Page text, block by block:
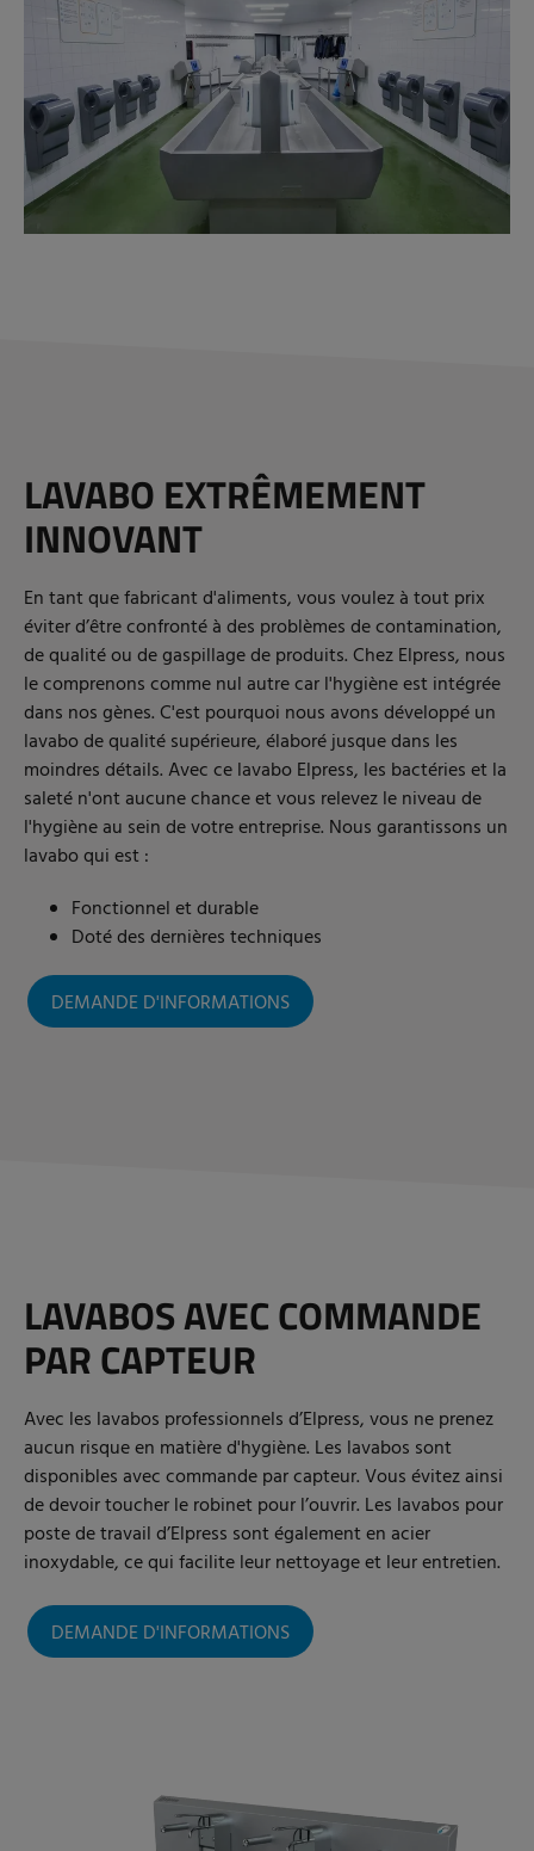
LAVABO EXTRÊMEMENT
INNOVANT
En tant que fabricant d'aliments, vous voulez à tout prix
éviter d’être confronté à des problèmes de contamination,
de qualité ou de gaspillage de produits. Chez Elpress, nous
le comprenons comme nul autre car l'hygiène est intégrée
dans nos gènes. C'est pourquoi nous avons développé un
lavabo de qualité supérieure, élaboré jusque dans les
moindres détails. Avec ce lavabo Elpress, les bactéries et la
saleté n'ont aucune chance et vous relevez le niveau de
l'hygiène au sein de votre entreprise. Nous garantissons un
lavabo qui est :
Fonctionnel et durable
Doté des dernières techniques
DEMANDE D'INFORMATIONS
LAVABOS AVEC COMMANDE
PAR CAPTEUR
Avec les lavabos professionnels d’Elpress, vous ne prenez
aucun risque en matière d'hygiène. Les lavabos sont
disponibles avec commande par capteur. Vous évitez ainsi
de devoir toucher le robinet pour l’ouvrir. Les lavabos pour
poste de travail d’Elpress sont également en acier
inoxydable, ce qui facilite leur nettoyage et leur entretien.
DEMANDE D'INFORMATIONS